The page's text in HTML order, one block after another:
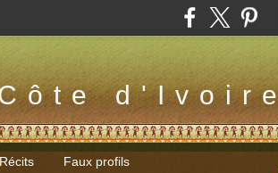
Récits Faux profils